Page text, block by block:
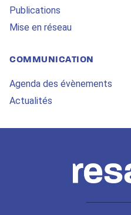
Publications
Mise en réseau
COMMUNICATION
Agenda des évènements
Actualités